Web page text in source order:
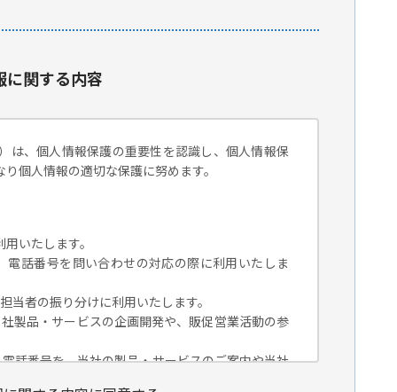
に関する内容
は、個人情報保護の重要性を認識し、個人情報保
個人情報の適切な保護に努めます。
いたします。
話番号を問い合わせの対応の際に利用いたしま
者の振り分けに利用いたします。
製品・サービスの企画開発や、販促営業活動の参
話番号を、当社の製品・サービスのご案内や当社